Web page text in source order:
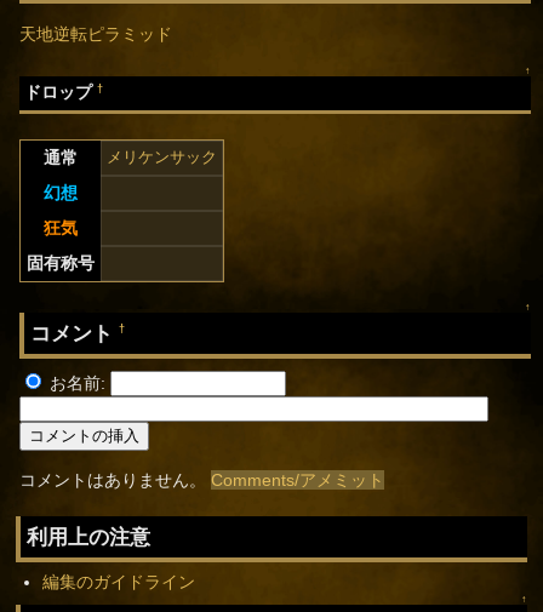
天地逆転ピラミッド
↑
ドロップ†
通常 メリケンサック
幻想
狂気
固有称号
↑
コメント†
お名前:
コメントはありません。Comments/アメミット
利用上の注意
編集のガイドライン
↑